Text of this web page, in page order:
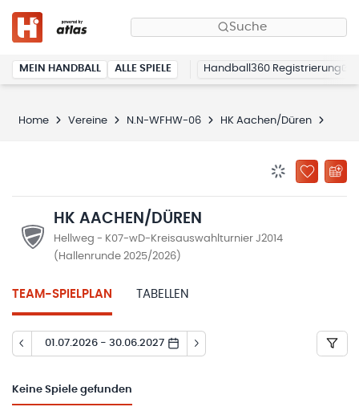
Suche
MEIN HANDBALL ALLE SPIELE Handball360 Registrierung
Home Vereine N.N-WFHW-06 HK Aachen/Düren
ZU
HK AACHEN/DÜREN
Hellweg - K07-wD-Kreisauswahlturnier J2014
(Hallenrunde 2025/2026)
TEAM-SPIELPLAN TABELLEN
01.07.2026 - 30.06.2027
Keine Spiele gefunden